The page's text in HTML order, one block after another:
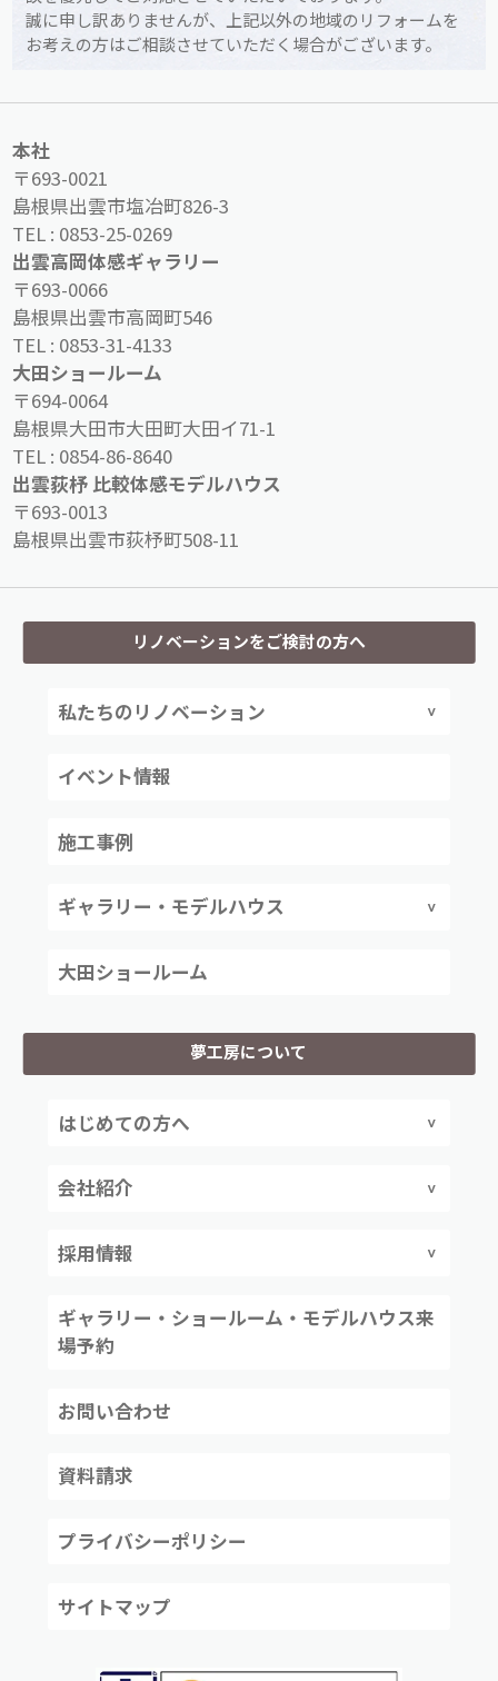
誠に申し訳ありませんが、上記以外の地域のリフォームを
お考えの方はご相談させていただく場合がございます。
本社
〒693-0021
島根県出雲市塩冶町826-3
TEL : 0853-25-0269
出雲高岡体感ギャラリー
〒693-0066
島根県出雲市高岡町546
TEL : 0853-31-4133
大田ショールーム
〒694-0064
島根県大田市大田町大田イ71-1
TEL : 0854-86-8640
出雲荻杼 比較体感モデルハウス
〒693-0013
島根県出雲市荻杼町508-11
リノベーションをご検討の方へ
私たちのリノベーション
イベント情報
施工事例
ギャラリー・モデルハウス
大田ショールーム
夢工房について
はじめての方へ
会社紹介
採用情報
ギャラリー・ショールーム・モデルハウス来
場予約
お問い合わせ
資料請求
プライバシーポリシー
サイトマップ